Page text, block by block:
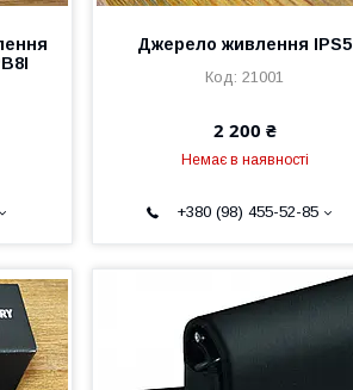
Джерело живлення IPS5
21001
2 200 ₴
Немає в наявності
+380 (98) 455-52-85